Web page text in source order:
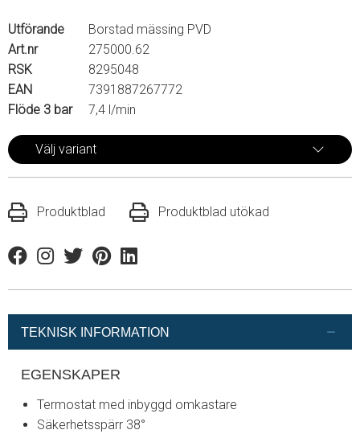
Utförande
Borstad mässing PVD
Art.nr
275000.62
RSK
8295048
EAN
7391887267772
Flöde 3 bar
7,4 l/min
Välj variant
Produktblad Produktblad utökad
FacebookInstagram
TwitterPinterestLinkedin
TEKNISK INFORMATION
EGENSKAPER
Termostat med inbyggd omkastare
Säkerhetsspärr 38°